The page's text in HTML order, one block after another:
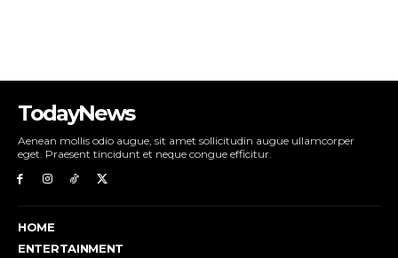
TodayNews
Aenean mollis odio augue, sit amet sollicitudin augue ullamcorper
eget. Praesent tincidunt et neque congue efficitur.
HOME
ENTERTAINMENT